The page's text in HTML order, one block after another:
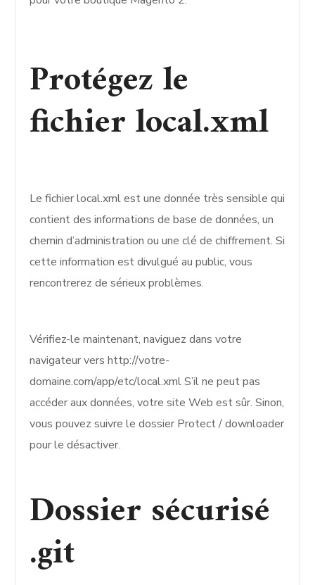
Protégez le
fichier local.xml
Le fichier local.xml est une donnée très sensible qui
contient des informations de base de données, un
chemin d’administration ou une clé de chiffrement. Si
cette information est divulgué au public, vous
rencontrerez de sérieux problèmes.
Vérifiez-le maintenant, naviguez dans votre
navigateur vers http://votre-
domaine.com/app/etc/local.xml S’il ne peut pas
accéder aux données, votre site Web est sûr. Sinon,
vous pouvez suivre le dossier Protect / downloader
pour le désactiver.
Dossier sécurisé
.git